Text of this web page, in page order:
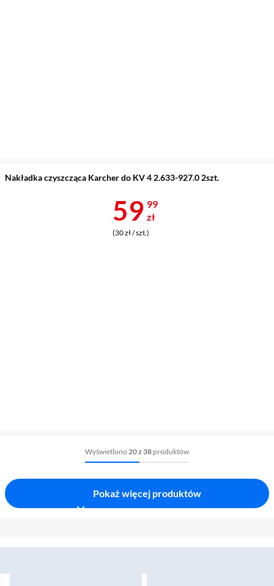
Nakładka czyszcząca Karcher do KV 4 2.633-927.0 2szt.
Cena 59,99
59 99
zł
(30 zł / szt.)
Wyświetlono 20 z 38 produktów
Pokaż więcej produktów